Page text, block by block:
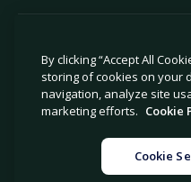
© 2026 Avetta, LLC 版权所有。
隐私政策
禁止出售或共享我的个人信息
By clicking “Accept All
storing of cookies on your
navigation, analyze site
marketing efforts. Cookie
Cookie